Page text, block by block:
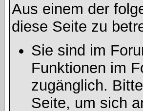
Aus einem der
diese Seite zu
Sie sind im
Funktionen im
zugänglich.
Seite, um sich